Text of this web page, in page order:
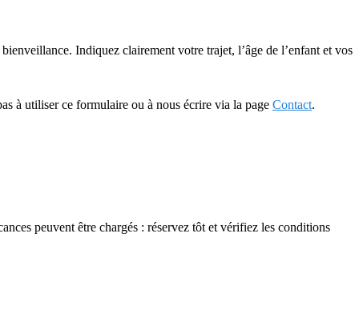
Indiquez clairement votre trajet, l’âge de l’enfant et vos
à utiliser ce formulaire ou à nous écrire via la page Contact.
peuvent être chargés : réservez tôt et vérifiez les conditions